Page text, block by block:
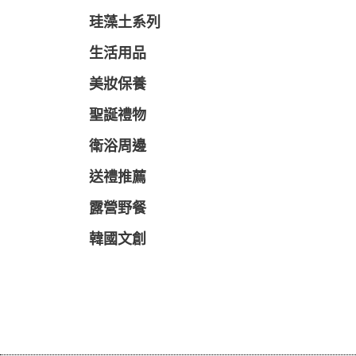
珪藻土系列
生活用品
美妝保養
聖誕禮物
衛浴周邊
送禮推薦
露營野餐
韓國文創